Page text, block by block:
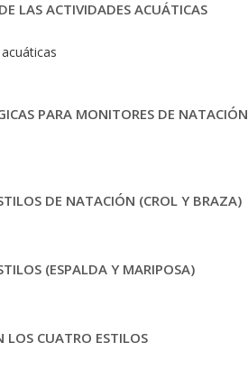
LAS ACTIVIDADES ACUÁTICAS
PARA MONITORES DE NATACIÓN
DE NATACIÓN (CROL Y BRAZA)
(ESPALDA Y MARIPOSA)
LOS CUATRO ESTILOS